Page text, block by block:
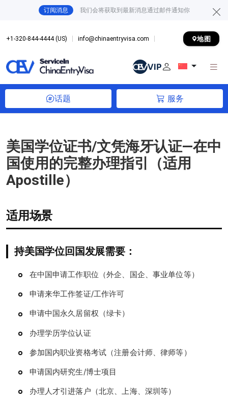
订阅消息 我们会将获取到最新消息通过邮件通知你
+1-320-844-4444 (US) info@chinaentryvisa.com 地图
话题 服务
美国学位证书/文凭海牙认证—在中
国使用的完整办理指引（适用
Apostille）
适用场景
持美国学位回国发展需要：
在中国申请工作职位（外企、国企、事业单位等）
申请来华工作签证/工作许可
申请中国永久居留权（绿卡）
办理学历学位认证
参加国内职业资格考试（注册会计师、律师等）
申请国内研究生/博士项目
办理人才引进落户（北京、上海、深圳等）